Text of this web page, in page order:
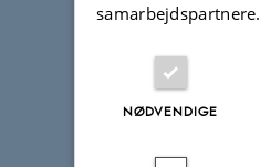
samarbejdspartnere.
NØDVENDIGE